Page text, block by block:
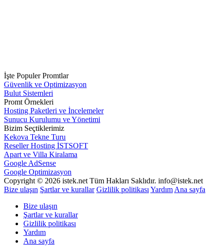
İşte Populer Promtlar
Güvenlik ve Optimizasyon
Bulut Sistemleri
Promt Örnekleri
Hosting Paketleri ve İncelemeler
Sunucu Kurulumu ve Yönetimi
Bizim Seçtiklerimiz
Kekova Tekne Turu
Reseller Hosting İSTSOFT
Apart ve Villa Kiralama
Google AdSense
Google Optimizasyon
Copyright © 2026 istek.net Tüm Hakları Saklıdır. info@istek.net
Bize ulaşın Şartlar ve kurallar Gizlilik politikası Yardım Ana sayfa
Bize ulaşın
Şartlar ve kurallar
Gizlilik politikası
Yardım
Ana sayfa